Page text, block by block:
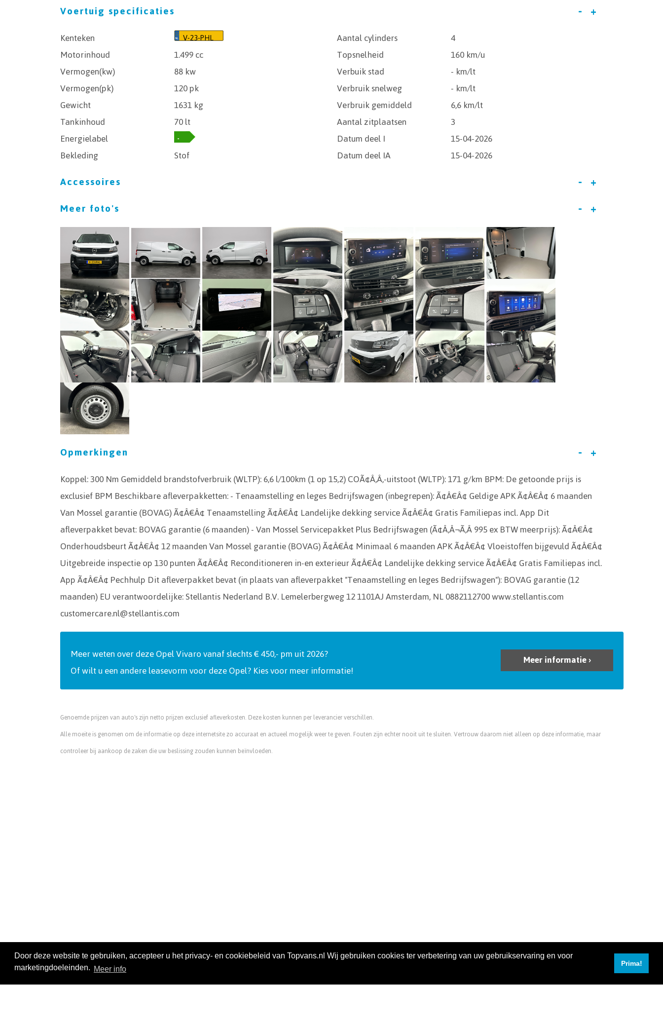
Door deze website te gebruiken, accepteer u het privacy- en cookiebeleid van Topvans.nl Wij gebruiken cookies ter verbetering van uw gebruikservaring en voor
marketingdoeleinden. Meer info
Prima!
Voertuig specificaties +
-
Kenteken V-23-PHL Aantal cylinders
4
Motorinhoud
1.499 cc Topsnelheid
160 km/u
Vermogen(kw)
88 kw Verbuik stad
- km/lt
Vermogen(pk)
120 pk Verbruik snelweg
- km/lt
Gewicht
1631 kg Verbruik gemiddeld
6,6 km/lt
Tankinhoud
70 lt Aantal zitplaatsen
3
Energielabel
- Datum deel I
15-04-2026
Bekleding
Stof Datum deel IA 15-04-2026
Accessoires +
-
Meer foto's +
-
Opmerkingen +
-
Koppel: 300 Nm Gemiddeld brandstofverbruik (WLTP): 6,6 l/100km (1 op 15,2) COÃ¢Â‚Â‚-uitstoot (WLTP): 171 g/km BPM: De getoonde prijs is
exclusief BPM Beschikbare afleverpakketten: - Tenaamstelling en leges Bedrijfswagen (inbegrepen): Ã¢Â€Â¢ Geldige APK Ã¢Â€Â¢ 6 maanden
Van Mossel garantie (BOVAG) Ã¢Â€Â¢ Tenaamstelling Ã¢Â€Â¢ Landelijke dekking service Ã¢Â€Â¢ Gratis Familiepas incl. App Dit
afleverpakket bevat: BOVAG garantie (6 maanden) - Van Mossel Servicepakket Plus Bedrijfswagen (Ã¢Â‚Â¬Ã‚Â 995 ex BTW meerprijs): Ã¢Â€Â¢
Onderhoudsbeurt Ã¢Â€Â¢ 12 maanden Van Mossel garantie (BOVAG) Ã¢Â€Â¢ Minimaal 6 maanden APK Ã¢Â€Â¢ Vloeistoffen bijgevuld Ã¢Â€Â¢
Uitgebreide inspectie op 130 punten Ã¢Â€Â¢ Reconditioneren in-en exterieur Ã¢Â€Â¢ Landelijke dekking service Ã¢Â€Â¢ Gratis Familiepas incl.
App Ã¢Â€Â¢ Pechhulp Dit afleverpakket bevat (in plaats van afleverpakket "Tenaamstelling en leges Bedrijfswagen"): BOVAG garantie (12
maanden) EU verantwoordelijke: Stellantis Nederland B.V. Lemelerbergweg 12 1101AJ Amsterdam, NL 0882112700 www.stellantis.com
customercare.nl@stellantis.com
Meer weten over deze Opel Vivaro vanaf slechts € 450,- pm uit 2026?
Of wilt u een andere leasevorm voor deze Opel? Kies voor meer informatie!
Meer informatie ›
Genoemde prijzen van auto's zijn netto prijzen exclusief afleverkosten. Deze kosten kunnen per leverancier verschillen.
Alle moeite is genomen om de informatie op deze internetsite zo accuraat en actueel mogelijk weer te geven. Fouten zijn echter nooit uit te sluiten. Vertrouw daarom niet alleen op deze informatie, maar
controleer bij aankoop de zaken die uw beslissing zouden kunnen beïnvloeden.